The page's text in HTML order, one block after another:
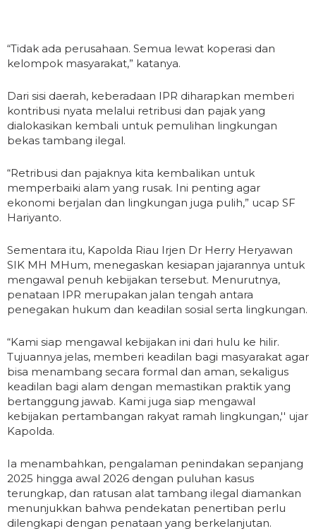
“Tidak ada perusahaan. Semua lewat koperasi dan
kelompok masyarakat,” katanya.
Dari sisi daerah, keberadaan IPR diharapkan memberi
kontribusi nyata melalui retribusi dan pajak yang
dialokasikan kembali untuk pemulihan lingkungan
bekas tambang ilegal.
“Retribusi dan pajaknya kita kembalikan untuk
memperbaiki alam yang rusak. Ini penting agar
ekonomi berjalan dan lingkungan juga pulih,” ucap SF
Hariyanto.
Sementara itu, Kapolda Riau Irjen Dr Herry Heryawan
SIK MH MHum, menegaskan kesiapan jajarannya untuk
mengawal penuh kebijakan tersebut. Menurutnya,
penataan IPR merupakan jalan tengah antara
penegakan hukum dan keadilan sosial serta lingkungan.
“Kami siap mengawal kebijakan ini dari hulu ke hilir.
Tujuannya jelas, memberi keadilan bagi masyarakat agar
bisa menambang secara formal dan aman, sekaligus
keadilan bagi alam dengan memastikan praktik yang
bertanggung jawab. Kami juga siap mengawal
kebijakan pertambangan rakyat ramah lingkungan,'' ujar
Kapolda.
Ia menambahkan, pengalaman penindakan sepanjang
2025 hingga awal 2026 dengan puluhan kasus
terungkap, dan ratusan alat tambang ilegal diamankan
menunjukkan bahwa pendekatan penertiban perlu
dilengkapi dengan penataan yang berkelanjutan.